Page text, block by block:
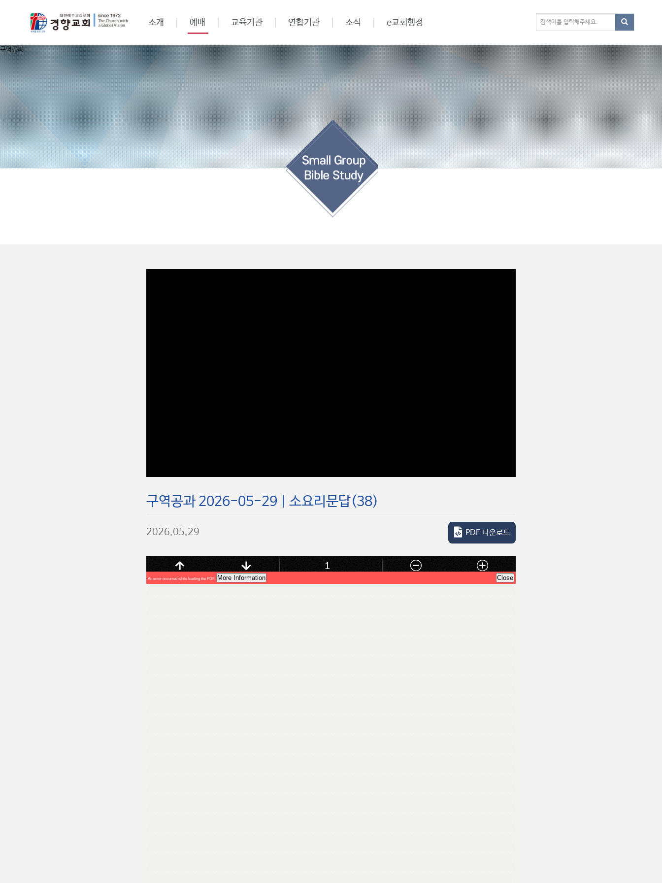
소개 예배 교육기관 연합기관 소식 e교회행정
구역공과
구역공과 2026-05-29 | 소요리문답(38)
2026.05.29 PDF 다운로드